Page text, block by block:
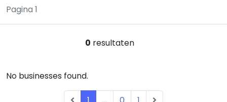
Pagina 1
0 resultaten
No businesses found.